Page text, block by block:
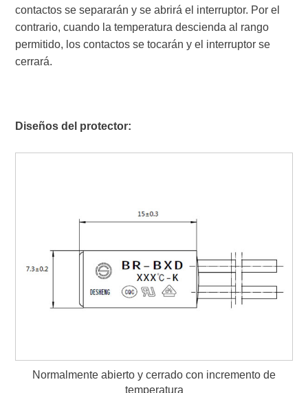
contactos se separarán y se abrirá el interruptor. Por el
contrario, cuando la temperatura descienda al rango
permitido, los contactos se tocarán y el interruptor se
cerrará.
Diseños del protector:
Normalmente abierto y cerrado con incremento de
temperatura